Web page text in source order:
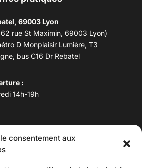
consentement aux
69003 Lyon
rue St Maximin, 69003 Lyon)
D Monplaisir Lumière, T3
bus C16 Dr Rebatel
:
14h-19h
78 53 06 40